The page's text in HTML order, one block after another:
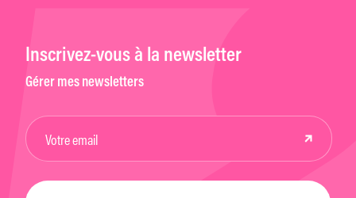
Inscrivez-vous à la newsletter
Gérer mes newsletters